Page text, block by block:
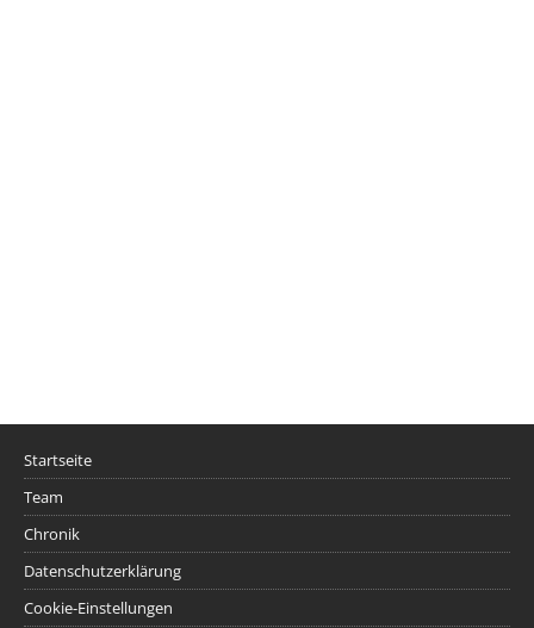
Startseite
Team
Chronik
Datenschutzerklärung
Cookie-Einstellungen